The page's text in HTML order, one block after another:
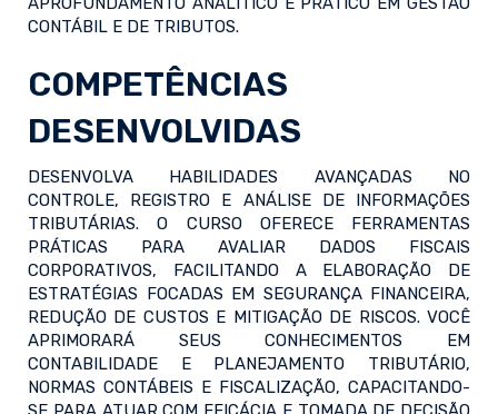
CONTÁBIL E DE TRIBUTOS.
COMPETÊNCIAS
DESENVOLVIDAS
DESENVOLVA HABILIDADES AVANÇADAS NO
CONTROLE, REGISTRO E ANÁLISE DE INFORMAÇÕES
TRIBUTÁRIAS. O CURSO OFERECE FERRAMENTAS
PRÁTICAS PARA AVALIAR DADOS FISCAIS
CORPORATIVOS, FACILITANDO A ELABORAÇÃO DE
ESTRATÉGIAS FOCADAS EM SEGURANÇA FINANCEIRA,
REDUÇÃO DE CUSTOS E MITIGAÇÃO DE RISCOS. VOCÊ
APRIMORARÁ SEUS CONHECIMENTOS EM
CONTABILIDADE E PLANEJAMENTO TRIBUTÁRIO,
NORMAS CONTÁBEIS E FISCALIZAÇÃO, CAPACITANDO-